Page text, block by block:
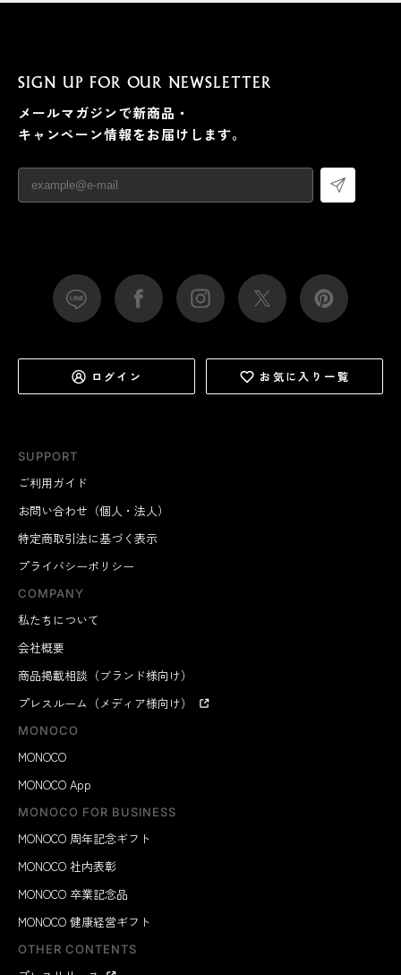
SUPPORT
ご利用ガイド
お問い合わせ（個人・法人）
特定商取引法に基づく表示
プライバシーポリシー
COMPANY
私たちについて
会社概要
商品掲載相談（ブランド様向け）
プレスルーム（メディア様向け）
MONOCO
MONOCO
MONOCO App
MONOCO FOR BUSINESS
MONOCO 周年記念ギフト
MONOCO 社内表彰
MONOCO 卒業記念品
MONOCO 健康経営ギフト
OTHER CONTENTS
SIGN UP FOR OUR NEWSLETTER
メールマガジンで新商品・
キャンペーン情報をお届けします。
ログイン お気に入り一覧